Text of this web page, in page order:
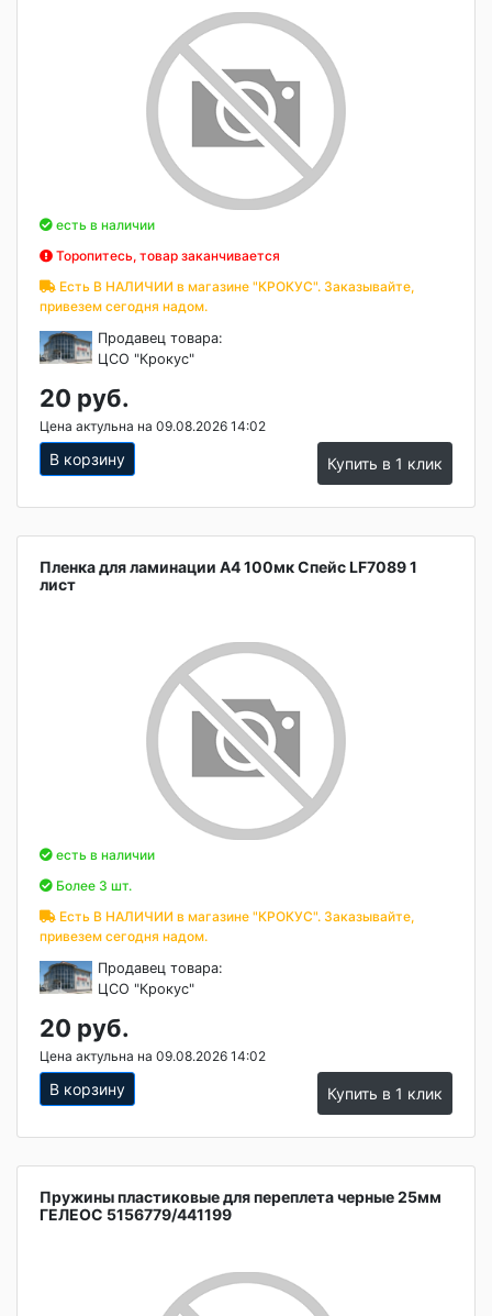
есть в наличии
Торопитесь, товар заканчивается
Есть В НАЛИЧИИ в магазине "КРОКУС". Заказывайте,
привезем сегодня надом.
Продавец товара:
ЦСО "Крокус"
20 руб.
Цена актульна на 09.08.2026 14:02
В корзину Купить в 1 клик
Пленка для ламинации А4 100мк Спейс LF7089 1
лист
есть в наличии
Более 3 шт.
Есть В НАЛИЧИИ в магазине "КРОКУС". Заказывайте,
привезем сегодня надом.
Продавец товара:
ЦСО "Крокус"
20 руб.
Цена актульна на 09.08.2026 14:02
В корзину Купить в 1 клик
Пружины пластиковые для переплета черные 25мм
ГЕЛЕОС 5156779/441199